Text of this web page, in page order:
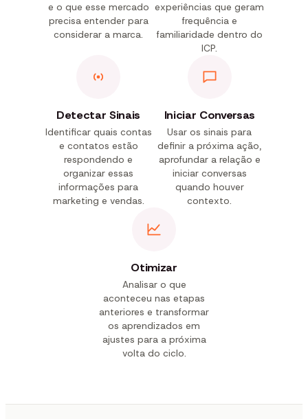
e o que esse mercado
precisa entender para
considerar a marca.
experiências que geram
frequência e
familiaridade dentro do
ICP.
Detectar Sinais
Identificar quais contas
e contatos estão
respondendo e
organizar essas
informações para
marketing e vendas.
Iniciar Conversas
Usar os sinais para
definir a próxima ação,
aprofundar a relação e
iniciar conversas
quando houver
contexto.
Otimizar
Analisar o que
aconteceu nas etapas
anteriores e transformar
os aprendizados em
ajustes para a próxima
volta do ciclo.